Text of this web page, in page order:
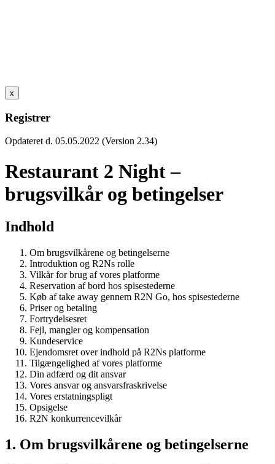
x
Registrer
Opdateret d. 05.05.2022 (Version 2.34)
Restaurant 2 Night –
brugsvilkår og betingelser
Indhold
Om brugsvilkårene og betingelserne
Introduktion og R2Ns rolle
Vilkår for brug af vores platforme
Reservation af bord hos spisestederne
Køb af take away gennem R2N Go, hos spisestederne
Priser og betaling
Fortrydelsesret
Fejl, mangler og kompensation
Kundeservice
Ejendomsret over indhold på R2Ns platforme
Tilgængelighed af vores platforme
Din adfærd og dit ansvar
Vores ansvar og ansvarsfraskrivelse
Vores erstatningspligt
Opsigelse
R2N konkurrencevilkår
1. Om brugsvilkårene og betingelserne